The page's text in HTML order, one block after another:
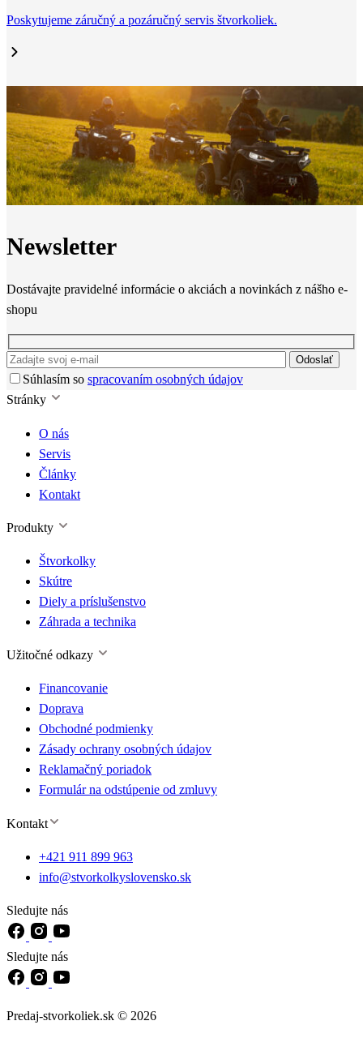
Poskytujeme záručný a pozáručný servis štvorkoliek.
Newsletter
Dostávajte pravidelné informácie o akciách a novinkách z nášho e-
shopu
Odoslať
Súhlasím so spracovaním osobných údajov
Stránky
O nás
Servis
Články
Kontakt
Produkty
Štvorkolky
Skútre
Diely a príslušenstvo
Záhrada a technika
Užitočné odkazy
Financovanie
Doprava
Obchodné podmienky
Zásady ochrany osobných údajov
Reklamačný poriadok
Formulár na odstúpenie od zmluvy
Kontakt
+421 911 899 963
info@stvorkolkyslovensko.sk
Sledujte nás
Sledujte nás
Predaj-stvorkoliek.sk © 2026